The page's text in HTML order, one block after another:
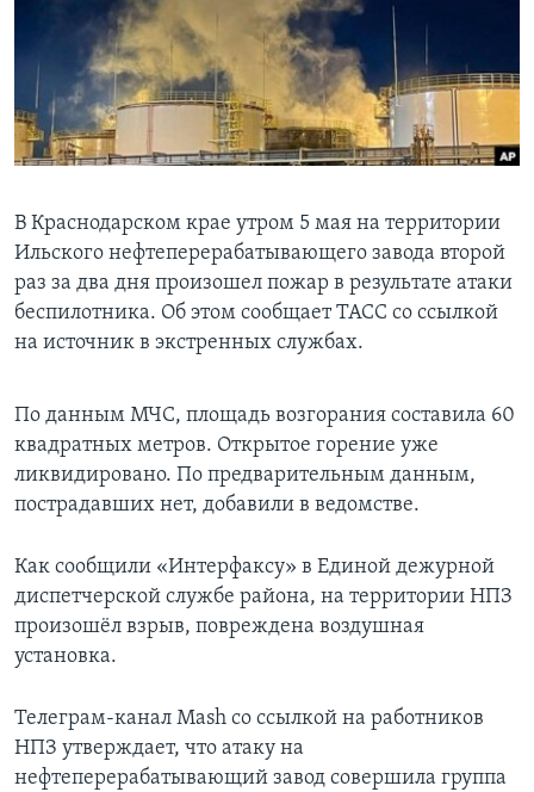
Learning English
СОЦИАЛЬНЫЕ СЕТИ
Языки
В Краснодарском крае утром 5 мая на территории
Ильского нефтеперерабатывающего завода второй
раз за два дня произошел пожар в результате атаки
беспилотника. Об этом сообщает ТАСС со ссылкой
на источник в экстренных службах.
По данным МЧС, площадь возгорания составила 60
квадратных метров. Открытое горение уже
ликвидировано. По предварительным данным,
пострадавших нет, добавили в ведомстве.
Как сообщили «Интерфаксу» в Единой дежурной
диспетчерской службе района, на территории НПЗ
произошёл взрыв, повреждена воздушная
установка.
Телеграм-канал Mash со ссылкой на работников
НПЗ утверждает, что атаку на
нефтеперерабатывающий завод совершила группа